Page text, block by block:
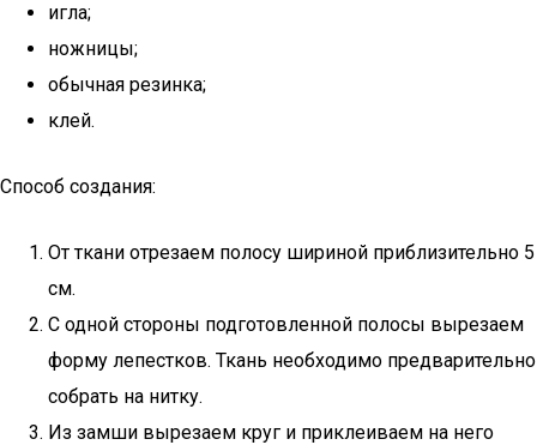
игла;
ножницы;
обычная резинка;
клей.
Способ создания:
От ткани отрезаем полосу шириной приблизительно 5
см.
С одной стороны подготовленной полосы вырезаем
форму лепестков. Ткань необходимо предварительно
собрать на нитку.
Из замши вырезаем круг и приклеиваем на него